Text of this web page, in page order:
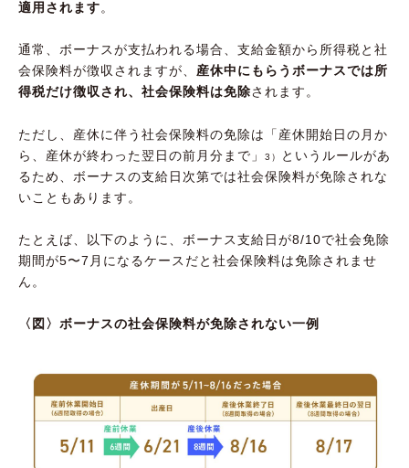
適用されます。
通常、ボーナスが支払われる場合、支給金額から所得税と社
会保険料が徴収されますが、 産休中にもらうボーナスでは所
得税だけ徴収され、社会保険料は免除されます。
ただし、産休に伴う社会保険料の免除は「産休開始日の月か
ら、産休が終わった翌日の前月分まで」
3）
というルールがあ
るため、ボーナスの支給日次第では社会保険料が免除されな
いこともあります。
たとえば、以下のように、ボーナス支給日が8/10で社会免除
期間が5〜7月になるケースだと社会保険料は免除されませ
ん。
〈図〉ボーナスの社会保険料が免除されない一例